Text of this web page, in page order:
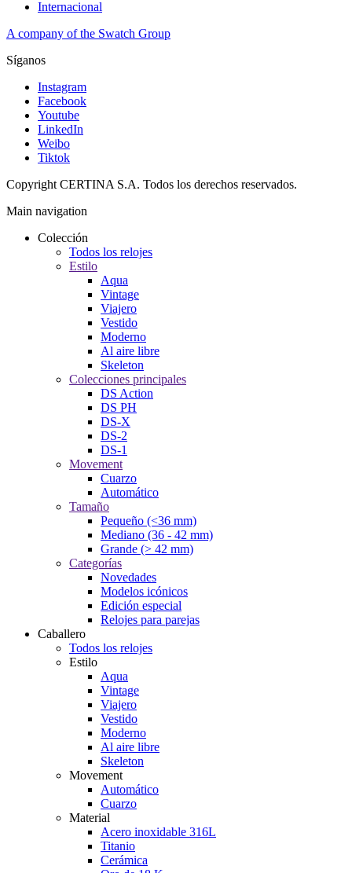
Internacional
A company of the Swatch Group
Síganos
Instagram
Facebook
Youtube
LinkedIn
Weibo
Tiktok
Copyright CERTINA S.A. Todos los derechos reservados.
Main navigation
Colección
Todos los relojes
Estilo
Aqua
Vintage
Viajero
Vestido
Moderno
Al aire libre
Skeleton
Colecciones principales
DS Action
DS PH
DS-X
DS-2
DS-1
Movement
Cuarzo
Automático
Tamaño
Pequeño (<36 mm)
Mediano (36 - 42 mm)
Grande (> 42 mm)
Categorías
Novedades
Modelos icónicos
Edición especial
Relojes para parejas
Caballero
Todos los relojes
Estilo
Aqua
Vintage
Viajero
Vestido
Moderno
Al aire libre
Skeleton
Movement
Automático
Cuarzo
Material
Acero inoxidable 316L
Titanio
Cerámica